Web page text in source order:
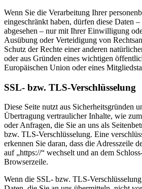
Wenn Sie die Verarbeitung Ihrer
eingeschränkt haben, dürfen diese Daten
abgesehen – nur mit Ihrer Einwilligung
Ausübung oder Verteidigung von
Schutz der Rechte einer anderen
oder aus Gründen eines wichtigen
Europäischen Union oder eines
SSL- bzw. TLS-Verschlüsselung
Diese Seite nutzt aus Sicherheitsgründen
Übertragung vertraulicher Inhalte, wie
oder Anfragen, die Sie an uns als
bzw. TLS-Verschlüsselung. Eine
erkennen Sie daran, dass die Adresszeile
auf „https://“ wechselt und an dem
Browserzeile.
Wenn die SSL- bzw. TLS-